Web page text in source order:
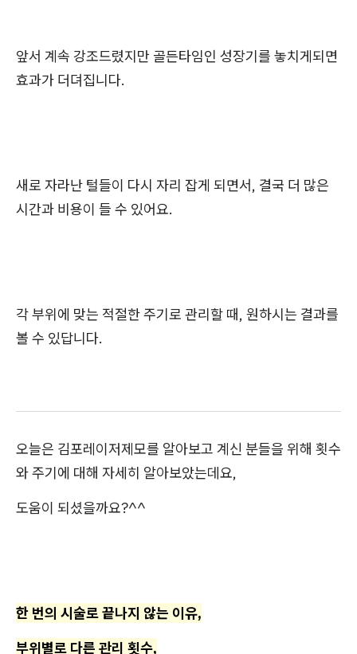
앞서 계속 강조드렸지만 골든타임인 성장기를 놓치게되면
효과가 더뎌집니다.
새로 자라난 털들이 다시 자리 잡게 되면서, 결국 더 많은
시간과 비용이 들 수 있어요.
각 부위에 맞는 적절한 주기로 관리할 때, 원하시는 결과를
볼 수 있답니다.
오늘은 김포레이저제모를 알아보고 계신 분들을 위해 횟수
와 주기에 대해 자세히 알아보았는데요,
도움이 되셨을까요?^^
한 번의 시술로 끝나지 않는 이유,
부위별로 다른 관리 횟수,